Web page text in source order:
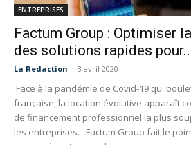
ENTREPRISES
Factum Group : Optimiser
des solutions rapides
La Redaction - 3 avril 2020
Face à la pandémie de Covid-19 qui
française, la location évolutive apparaît
de financement professionnel la plus
les entreprises. Factum Group fait le